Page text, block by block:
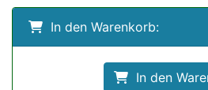
In den Warenkorb:
In den